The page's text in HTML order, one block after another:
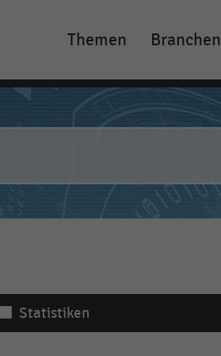
Main
navigation
Themen Branchen
Statistiken